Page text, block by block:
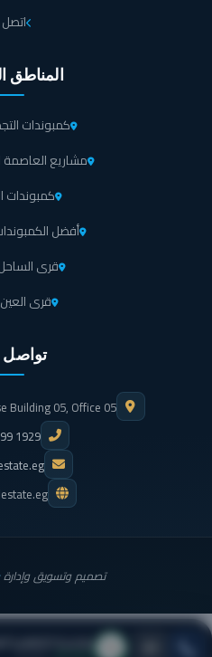
اتصل
المناطق
كمبوندات
مشاريع العاصمة
كمبوندات
أفضل الكمبوندات في
قرى
قرى
تواصل
Building 05, Office 05
1929
تصميم وتسويق وإدارة
بيلديريا للتطوير